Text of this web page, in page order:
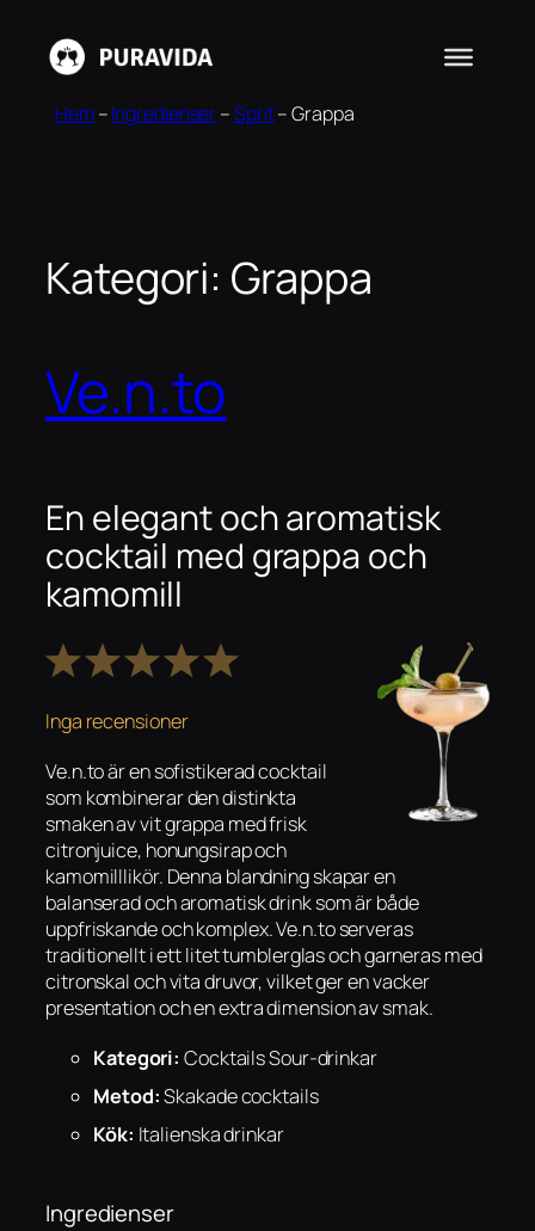
innehåll
Hem–Ingredienser–Sprit–Grappa
Kategori: Grappa
Ve.n.to
En elegant och aromatisk
cocktail med grappa och
kamomill
5
4
Stjärnor
3
Stjärnor
2
Stjärnor
1
Stjärna
Inga recensioner
Ve.n.to är en sofistikerad cocktail
som kombinerar den distinkta
smaken av vit grappa med frisk
citronjuice, honungsirap och
kamomilllikör. Denna blandning skapar en
balanserad och aromatisk drink som är både
uppfriskande och komplex. Ve.n.to serveras
traditionellt i ett litet tumblerglas och garneras med
citronskal och vita druvor, vilket ger en vacker
presentation och en extra dimension av smak.
Kategori: Cocktails Sour-drinkar
Metod:Skakade cocktails
Kök: Italienska drinkar
Ingredienser